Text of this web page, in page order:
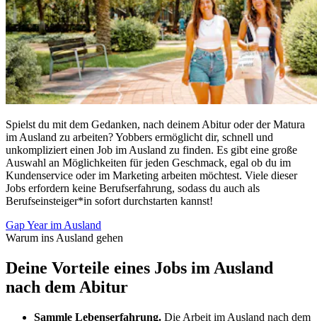
Spielst du mit dem Gedanken, nach deinem Abitur oder der Matura
im Ausland zu arbeiten? Yobbers ermöglicht dir, schnell und
unkompliziert einen Job im Ausland zu finden. Es gibt eine große
Auswahl an Möglichkeiten für jeden Geschmack, egal ob du im
Kundenservice oder im Marketing arbeiten möchtest. Viele dieser
Jobs erfordern keine Berufserfahrung, sodass du auch als
Berufseinsteiger*in sofort durchstarten kannst!
Gap Year im Ausland
Warum ins Ausland gehen
Deine Vorteile eines Jobs im Ausland
nach dem Abitur
Sammle Lebenserfahrung. Die Arbeit im Ausland nach dem